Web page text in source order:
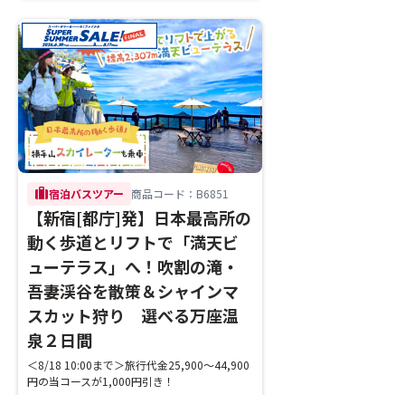
trip宿泊バスツアー 商品コード：B6851
【新宿[都庁]発】日本最高所の
動く歩道とリフトで「満天ビ
ューテラス」へ！吹割の滝・
吾妻渓谷を散策＆シャインマ
スカット狩り 選べる万座温
泉２日間
＜8/18 10:00まで＞旅行代金25,900～44,900
円の当コースが1,000円引き！